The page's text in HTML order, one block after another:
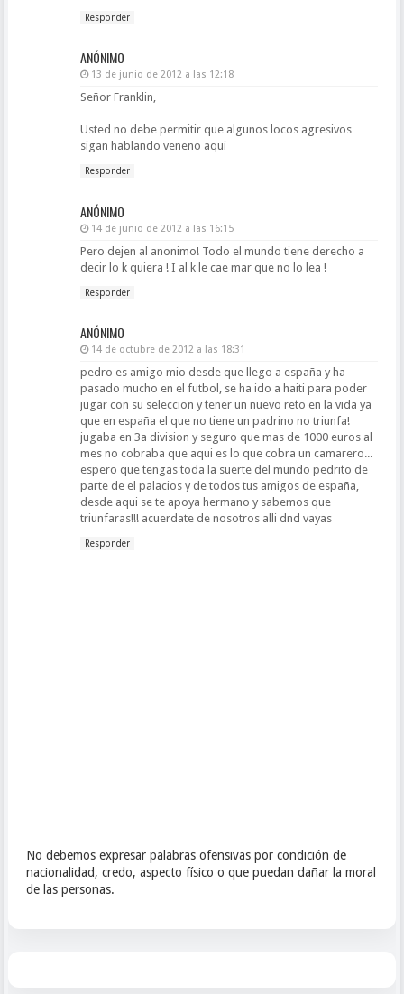
Responder
ANÓNIMO
13 de junio de 2012 a las 12:18
Señor Franklin,
Usted no debe permitir que algunos locos agresivos
sigan hablando veneno aqui
Responder
ANÓNIMO
14 de junio de 2012 a las 16:15
Pero dejen al anonimo! Todo el mundo tiene derecho a
decir lo k quiera ! I al k le cae mar que no lo lea !
Responder
ANÓNIMO
14 de octubre de 2012 a las 18:31
pedro es amigo mio desde que llego a españa y ha
pasado mucho en el futbol, se ha ido a haiti para poder
jugar con su seleccion y tener un nuevo reto en la vida ya
que en españa el que no tiene un padrino no triunfa!
jugaba en 3a division y seguro que mas de 1000 euros al
mes no cobraba que aqui es lo que cobra un camarero...
espero que tengas toda la suerte del mundo pedrito de
parte de el palacios y de todos tus amigos de españa,
desde aqui se te apoya hermano y sabemos que
triunfaras!!! acuerdate de nosotros alli dnd vayas
Responder
No debemos expresar palabras ofensivas por condición de
nacionalidad, credo, aspecto físico o que puedan dañar la moral
de las personas.